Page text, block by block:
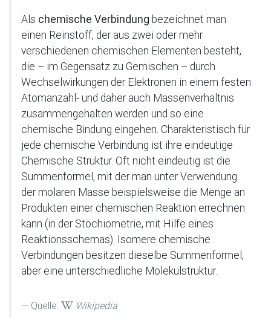
Als chemische Verbindung bezeichnet man
einen Reinstoff, der aus zwei oder mehr
verschiedenen chemischen Elementen besteht,
die – im Gegensatz zu Gemischen – durch
Wechselwirkungen der Elektronen in einem festen
Atomanzahl- und daher auch Massenverhältnis
zusammengehalten werden und so eine
chemische Bindung eingehen. Charakteristisch für
jede chemische Verbindung ist ihre eindeutige
Chemische Struktur. Oft nicht eindeutig ist die
Summenformel, mit der man unter Verwendung
der molaren Masse beispielsweise die Menge an
Produkten einer chemischen Reaktion errechnen
kann (in der Stöchiometrie, mit Hilfe eines
Reaktionsschemas). Isomere chemische
Verbindungen besitzen dieselbe Summenformel,
aber eine unterschiedliche Molekülstruktur.
Quelle: Wikipedia